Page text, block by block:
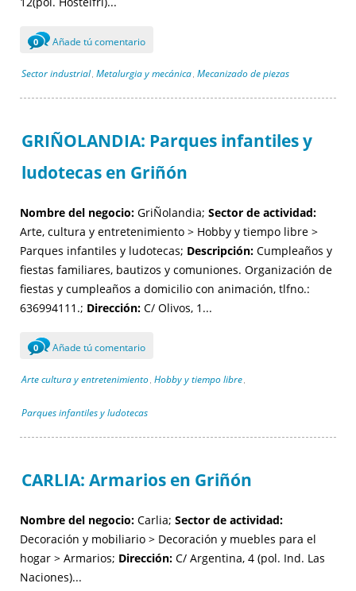
0 Añade tú comentario
Sector industrial , Metalurgia y mecánica , Mecanizado de piezas
GRIÑOLANDIA: Parques infantiles y
ludotecas en Griñón
Nombre del negocio: GriÑolandia; Sector de actividad:
Arte, cultura y entretenimiento > Hobby y tiempo libre >
Parques infantiles y ludotecas; Descripción: Cumpleaños y
fiestas familiares, bautizos y comuniones. Organización de
fiestas y cumpleaños a domicilio con animación, tlfno.:
636994111.; Dirección: C/ Olivos, 1...
0 Añade tú comentario
Arte cultura y entretenimiento , Hobby y tiempo libre ,
Parques infantiles y ludotecas
CARLIA: Armarios en Griñón
Nombre del negocio: Carlia; Sector de actividad:
Decoración y mobiliario > Decoración y muebles para el
hogar > Armarios; Dirección: C/ Argentina, 4 (pol. Ind. Las
Naciones)...